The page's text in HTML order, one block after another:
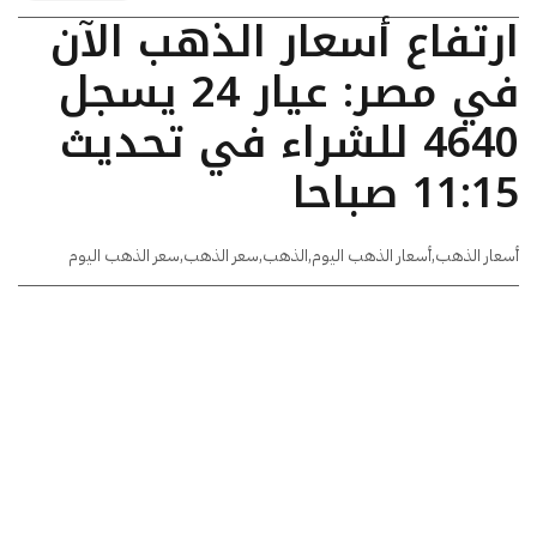
ارتفاع أسعار الذهب الآن
في مصر: عيار 24 يسجل
4640 للشراء في تحديث
11:15 صباحا
أسعار الذهب,أسعار الذهب اليوم,الذهب,سعر الذهب,سعر الذهب اليوم